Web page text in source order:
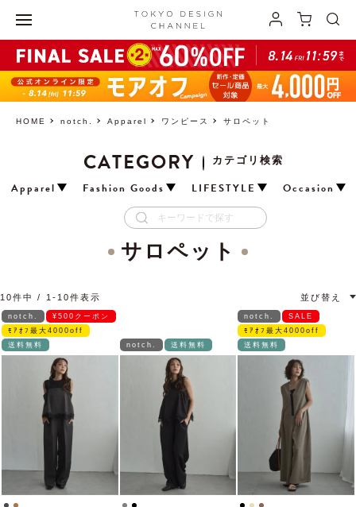
HOME notch. Apparel ワンピース サロペット
CATEGORY
カテゴリ検索
Apparel
Fashion Goods LIFESTYLE Occasion
サロペット
並び替え
10件中 1 - 10件表示
notch.
¥500クーポン
ﾓｱｵﾌ最大4000off
送料無料
notch. 送料無料
notch.
SALE
ﾓｱｵﾌ最大4000off
送料無料